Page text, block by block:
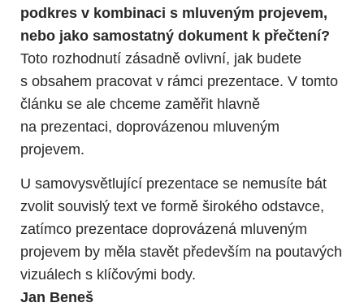
podkres v kombinaci s mluveným projevem,
nebo jako samostatný dokument k přečtení?
Toto rozhodnutí zásadně ovlivní, jak budete
s obsahem pracovat v rámci prezentace. V tomto
článku se ale chceme zaměřit hlavně
na prezentaci, doprovázenou mluveným
projevem.
U samovysvětlující prezentace se nemusíte bát
zvolit souvislý text ve formě širokého odstavce,
zatímco prezentace doprovázená mluveným
projevem by měla stavět především na poutavých
vizuálech s klíčovými body.
Jan Beneš